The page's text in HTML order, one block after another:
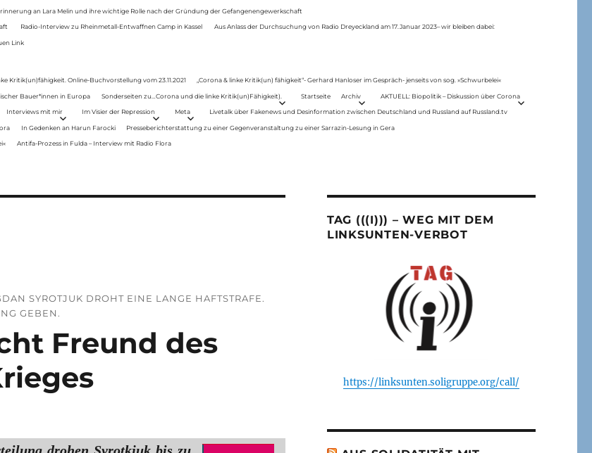
an Lara Melin und ihre wichtige Rolle nach der Gründung der Gefangenengewerkschaft
Radio-Interview zu Rheinmetall-Entwaffnen Camp in Kassel Aus Anlass der Durchsuchung von Radio Dreyeckland am 17.Januar 2023– wir bleiben dabei:
Link
Kritik(un)fähigkeit. Online-Buchvorstellung vom 23.11.2021 „Corona & linke Kritik(un) fähigkeit“- Gerhard Hanloser im Gespräch- jenseits von sog. »Schwurbelei«
Bauer*innen in Europa Sonderseiten zu…Corona und die linke Kritik(un)Fähigkeit). Startseite Archiv AKTUELL: Biopolitik – Diskussion über Corona
Interviews mit mir Im Visier der Repression Meta Livetalk über Fakenews und Desinformation zwischen Deutschland und Russland auf Russland.tv
In Gedenken an Harun Farocki Presseberichterstattung zu einer Gegenveranstaltung zu einer Sarrazin-Lesung in Gera
Antifa-Prozess in Fulda – Interview mit Radio Flora
SYROTJUK DROHT EINE LANGE HAFTSTRAFE.
GEBEN.
Freund des
TAG (((I))) – WEG MIT DEM
LINKSUNTEN-VERBOT
https://linksunten.soligruppe.org/call/